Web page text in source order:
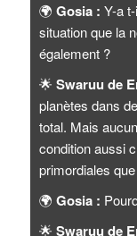
🌍 Gosia :Y-a
situation que la
également ?
🌟 Swaruu de
planètes dans
total. Mais
condition aussi
primordiales
🌍 Gosia :
🌟 Swaruu de